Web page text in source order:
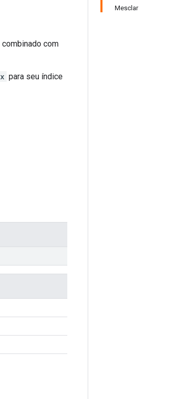
Mesclar
com
para seu índice